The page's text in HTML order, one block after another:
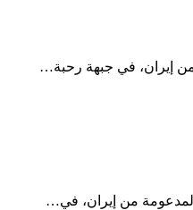
من إيران، في جبهة رحبة…
المدعومة من إيران، في…